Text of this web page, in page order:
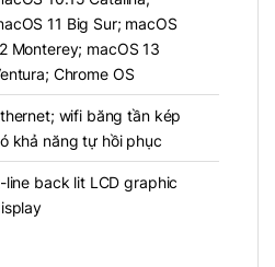
11 Big Sur; macOS
Monterey; macOS 13
Chrome OS
wifi băng tần kép
khả năng tự hồi phục
line back lit LCD graphic